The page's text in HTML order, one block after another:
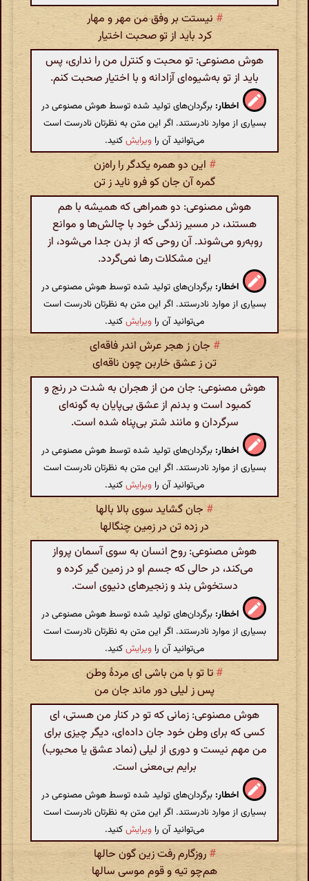
# نیستت بر وفق من مهر و مهار
کرد باید از تو صحبت اختیار
هوش مصنوعی: تو محبت و کنترل من را نداری، پس
باید از تو به‌شیوه‌ای آزادانه و با اختیار صحبت کنم.
اخطار: برگردان‌های تولید شده توسط هوش مصنوعی در
بسیاری از موارد نادرستند. اگر این متن به نظرتان نادرست است
می‌توانید آن را ویرایشکنید.
# این دو همره یکدگر را راه‌زن
گمره آن جان کو فرو ناید ز تن
هوش مصنوعی: دو همراهی که همیشه با هم
هستند، در مسیر زندگی خود با چالش‌ها و موانع
رو‌به‌رو می‌شوند. آن روحی که از بدن جدا می‌شود، از
این مشکلات رها نمی‌گردد.
اخطار: برگردان‌های تولید شده توسط هوش مصنوعی در
بسیاری از موارد نادرستند. اگر این متن به نظرتان نادرست است
می‌توانید آن را ویرایشکنید.
# جان ز هجر عرش اندر فاقه‌ای
تن ز عشق خاربن چون ناقه‌ای
هوش مصنوعی: جان من از هجران به شدت در رنج و
کمبود است و بدنم از عشق بی‌پایان به گونه‌ای
سرگردان و مانند شتر بی‌پناه شده است.
اخطار: برگردان‌های تولید شده توسط هوش مصنوعی در
بسیاری از موارد نادرستند. اگر این متن به نظرتان نادرست است
می‌توانید آن را ویرایشکنید.
#جان گشاید سوی بالا بالها
در زده تن در زمین چنگالها
هوش مصنوعی: روح انسان به سوی آسمان پرواز
می‌کند، در حالی که جسم او در زمین گیر کرده و
دستخوش بند و زنجیرهای دنیوی است.
اخطار: برگردان‌های تولید شده توسط هوش مصنوعی در
بسیاری از موارد نادرستند. اگر این متن به نظرتان نادرست است
می‌توانید آن را ویرایشکنید.
# تا تو با من باشی ای مردهٔ وطن
پس ز لیلی دور ماند جان من
هوش مصنوعی: زمانی که تو در کنار من هستی، ای
کسی که برای وطن خود جان داده‌ای، دیگر چیزی برای
من مهم نیست و دوری از لیلی (نماد عشق یا محبوب)
برایم بی‌معنی است.
اخطار: برگردان‌های تولید شده توسط هوش مصنوعی در
بسیاری از موارد نادرستند. اگر این متن به نظرتان نادرست است
می‌توانید آن را ویرایشکنید.
# روزگارم رفت زین گون حالها
هم‌چو تیه و قوم موسی سالها